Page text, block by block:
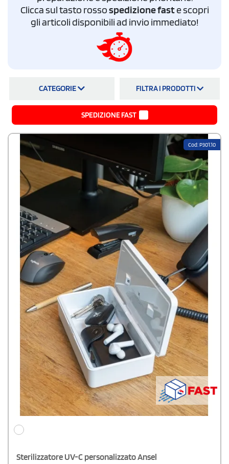
Clicca sul tasto rossospedizione faste scopri
gli articoli disponibili ad invio immediato!
CATEGORIE FILTRA I PRODOTTI
SPEDIZIONE FAST
Cod: P301.10
Sterilizzatore UV-C personalizzato Ansel